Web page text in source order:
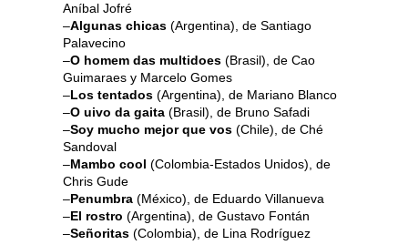
Aníbal Jofré
–Algunas chicas (Argentina), de Santiago
Palavecino
–O homem das multidoes (Brasil), de Cao
Guimaraes y Marcelo Gomes
–Los tentados (Argentina), de Mariano Blanco
–O uivo da gaita (Brasil), de Bruno Safadi
–Soy mucho mejor que vos (Chile), de Ché
Sandoval
–Mambo cool (Colombia-Estados Unidos), de
Chris Gude
–Penumbra (México), de Eduardo Villanueva
–El rostro (Argentina), de Gustavo Fontán
–Señoritas (Colombia), de Lina Rodríguez